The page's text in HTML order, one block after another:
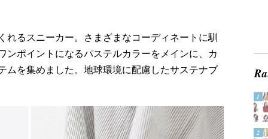
れるスニーカー。さまざまなコーディネートに馴
ンポイントになるパステルカラーをメインに、カ
ムを集めました。地球環境に配慮したサステナブ